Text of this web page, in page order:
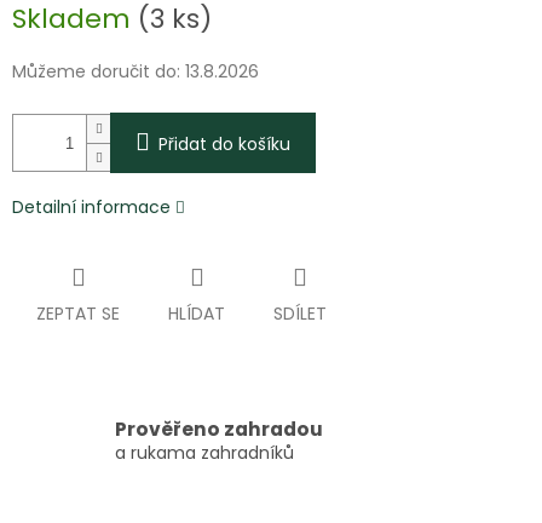
cena:
Skladem (3 ks)
Můžeme doručit do: 13.8.2026
Přidat do košíku
Detailní informace
ZEPTAT SE HLÍDAT SDÍLET
Prověřeno zahradou
a rukama zahradníků